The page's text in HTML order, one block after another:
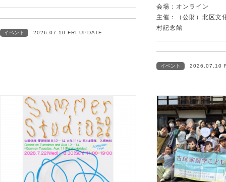
イベント 2026.07.10 FRI UPDATE
会場：オンライン
主催：（公財）北区
村記念館
イベント 2026.07.10